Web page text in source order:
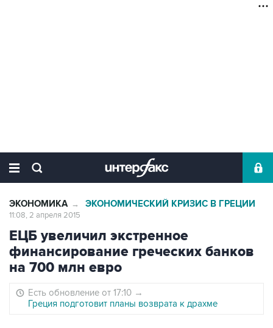
ЭКОНОМИКА → ЭКОНОМИЧЕСКИЙ КРИЗИС В ГРЕЦИИ
11:08, 2 апреля 2015
ЕЦБ увеличил экстренное
финансирование греческих банков
на 700 млн евро
Есть обновление от 17:10 →
Греция подготовит планы возврата к драхме